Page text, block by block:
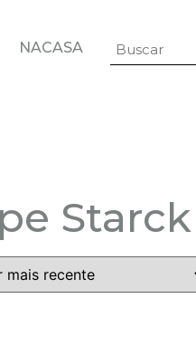
NACASA
Starck